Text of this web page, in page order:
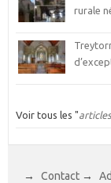
rurale
Voir tous les "
→ Contact →